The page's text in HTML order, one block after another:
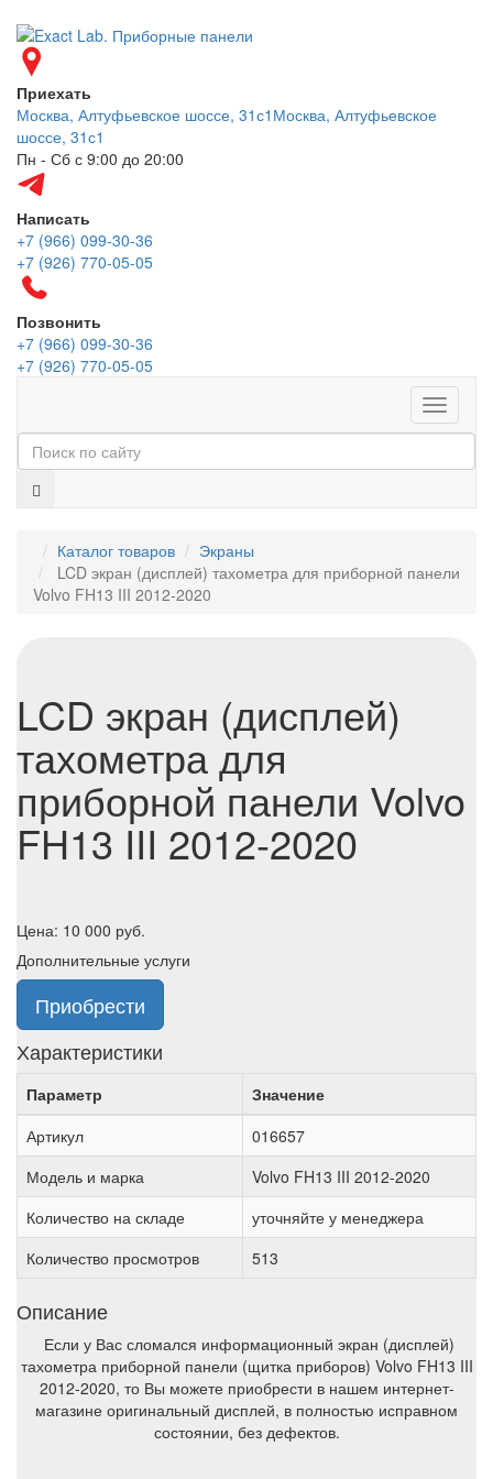
Приехать
Москва, Алтуфьевское шоссе, 31с1 Москва, Алтуфьевское
шоссе, 31с1
Пн - Сб с 9:00 до 20:00
Написать
+7 (966) 099-30-36
+7 (926) 770-05-05
Позвонить
+7 (966) 099-30-36
+7 (926) 770-05-05
Меню
Каталог товаров
Экраны
LCD экран (дисплей) тахометра для приборной панели
Volvo FH13 III 2012-2020
LCD экран (дисплей)
тахометра для
приборной панели Volvo
FH13 III 2012-2020
Цена: 10 000 руб.
Дополнительные услуги
Приобрести
Характеристики
Параметр
Значение
Артикул
016657
Модель и марка
Volvo FH13 III 2012-2020
Количество на складе
уточняйте у менеджера
Количество просмотров
513
Описание
Если у Вас сломался информационный экран (дисплей)
тахометра приборной панели (щитка приборов) Volvo FH13 III
2012-2020, то Вы можете приобрести в нашем интернет-
магазине оригинальный дисплей, в полностью исправном
состоянии, без дефектов.